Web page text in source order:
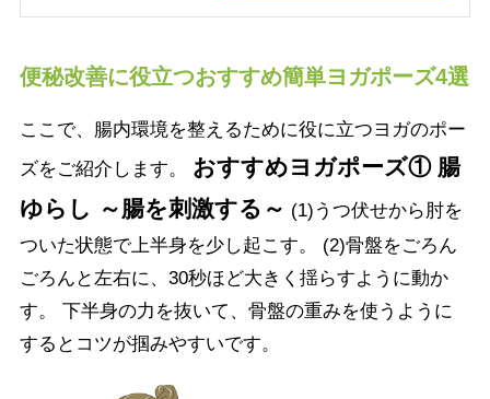
便秘改善に役立つおすすめ簡単ヨガポーズ4選
ここで、腸内環境を整えるために役に立つヨガのポー
ズをご紹介します。 おすすめヨガポーズ① 腸
ゆらし ～腸を刺激する～ (1)うつ伏せから肘を
ついた状態で上半身を少し起こす。 (2)骨盤をごろん
ごろんと左右に、30秒ほど大きく揺らすように動か
す。 下半身の力を抜いて、骨盤の重みを使うように
するとコツが掴みやすいです。